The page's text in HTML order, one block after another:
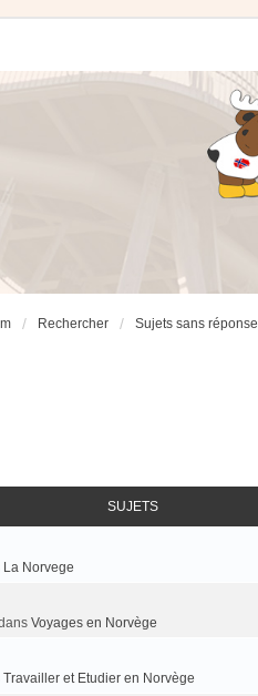
Rechercher Sujets sans réponse
SUJETS
La Norvege
Voyages en Norvège
Travailler et Etudier en Norvège